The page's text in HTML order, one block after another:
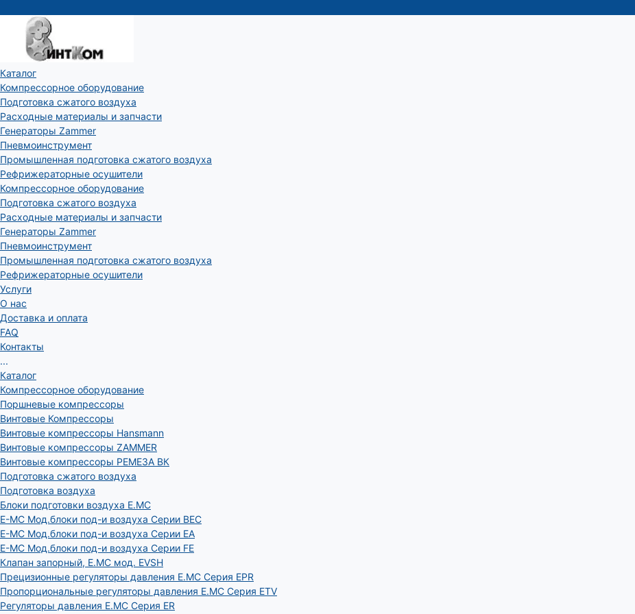
Каталог
Компрессорное оборудование
Подготовка сжатого воздуха
Расходные материалы и запчасти
Генераторы Zammer
Пневмоинструмент
Промышленная подготовка сжатого воздуха
Рефрижераторные осушители
Компрессорное оборудование
Подготовка сжатого воздуха
Расходные материалы и запчасти
Генераторы Zammer
Пневмоинструмент
Промышленная подготовка сжатого воздуха
Рефрижераторные осушители
Услуги
О нас
Доставка и оплата
FAQ
Контакты
...
Каталог
Компрессорное оборудование
Поршневые компрессоры
Винтовые Компрессоры
Винтовые компрессоры Hansmann
Винтовые компрессоры ZAMMER
Винтовые компрессоры РЕМЕЗА ВК
Подготовка сжатого воздуха
Подготовка воздуха
Блоки подготовки воздуха E.MC
E-MC Мод.блоки под-и воздуха Серии BEC
E-MC Мод.блоки под-и воздуха Серии EA
E-MC Мод.блоки под-и воздуха Серии FE
Клапан запорный, E.MC мод. EVSH
Прецизионные регуляторы давления E.MC Серия EPR
Пропорциональные регуляторы давления E.MC Серия ETV
Регуляторы давления E.MC Серия ER